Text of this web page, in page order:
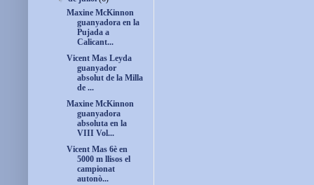
Maxine McKinnon
guanyadora en la
Pujada a
Calicant...
Vicent Mas Leyda
guanyador
absolut de la Milla
de ...
Maxine McKinnon
guanyadora
absoluta en la
VIII Vol...
Vicent Mas 6è en
5000 m llisos el
campionat
autonò...